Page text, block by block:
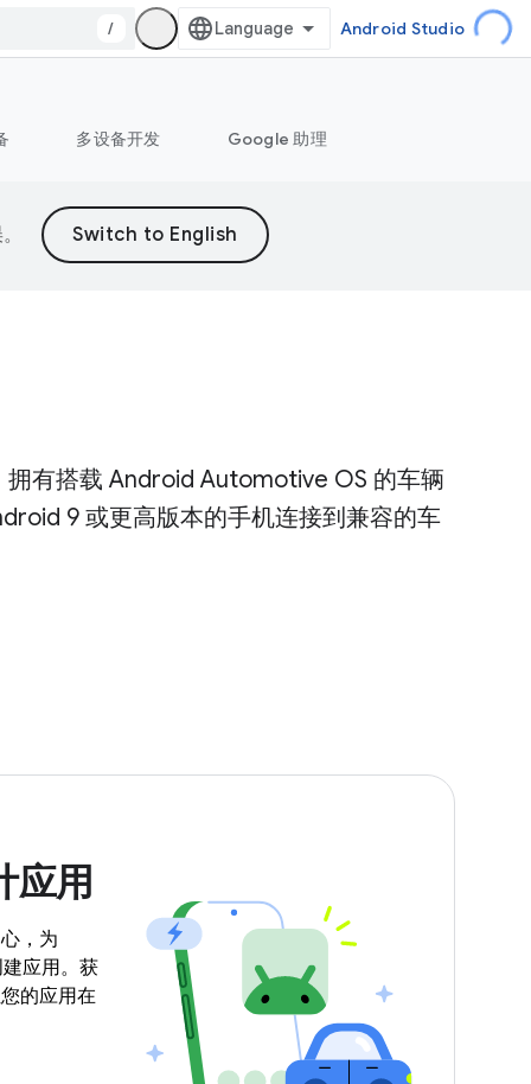
/ Android Studio
多设备开发 Google 助理
有搭载 Android Automotive OS 的车辆
9 或更高版本的手机连接到兼容的车
应用
，为
应用。获
的应用在